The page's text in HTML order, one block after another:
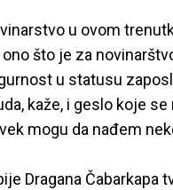
u ovom
što je za
u statusu
kaže, i geslo koje
mogu da nađem
Dragana Čabarkapa